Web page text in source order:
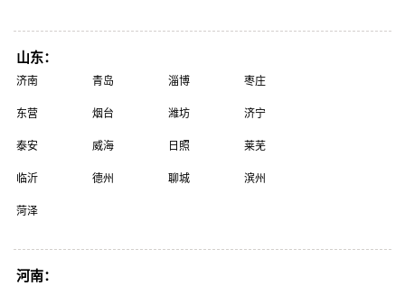
山东：
济南 青岛 淄博 枣庄
东营 烟台 潍坊 济宁
泰安 威海 日照 莱芜
临沂 德州 聊城 滨州
菏泽
河南：